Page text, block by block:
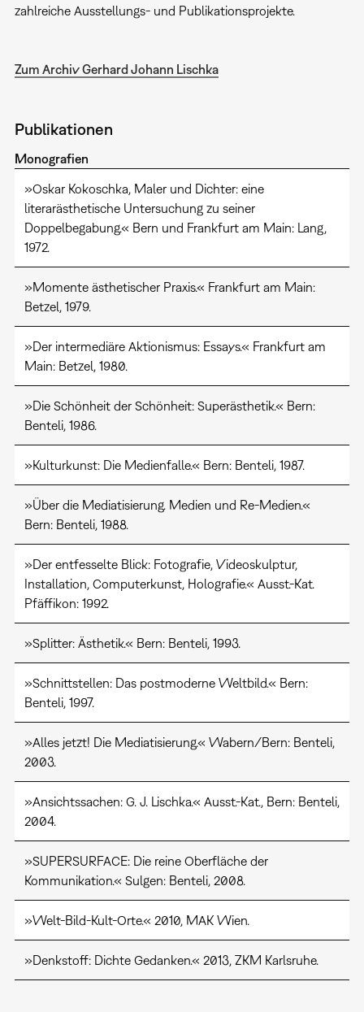
zahlreiche Ausstellungs- und Publikationsprojekte.
Zum Archiv Gerhard Johann Lischka
Publikationen
Monografien
»Oskar Kokoschka, Maler und Dichter: eine
literarästhetische Untersuchung zu seiner
Doppelbegabung.« Bern und Frankfurt am Main: Lang,
1972.
»Momente ästhetischer Praxis.« Frankfurt am Main:
Betzel, 1979.
»Der intermediäre Aktionismus: Essays.« Frankfurt am
Main: Betzel, 1980.
»Die Schönheit der Schönheit: Superästhetik.« Bern:
Benteli, 1986.
»Kulturkunst: Die Medienfalle.« Bern: Benteli, 1987.
»Über die Mediatisierung. Medien und Re-Medien.«
Bern: Benteli, 1988.
»Der entfesselte Blick: Fotografie, Videoskulptur,
Installation, Computerkunst, Holografie.« Ausst.-Kat.
Pfäffikon: 1992.
»Splitter: Ästhetik.« Bern: Benteli, 1993.
»Schnittstellen: Das postmoderne Weltbild.« Bern:
Benteli, 1997.
»Alles jetzt! Die Mediatisierung.« Wabern/Bern: Benteli,
2003.
»Ansichtssachen: G. J. Lischka.« Ausst.-Kat., Bern: Benteli,
2004.
»SUPERSURFACE: Die reine Oberfläche der
Kommunikation.« Sulgen: Benteli, 2008.
»Welt-Bild-Kult-Orte.« 2010, MAK Wien.
»Denkstoff: Dichte Gedanken.« 2013, ZKM Karlsruhe.